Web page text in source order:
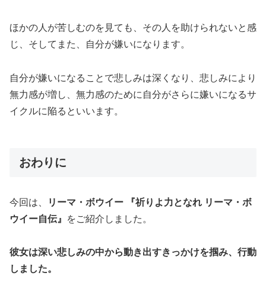
ほかの人が苦しむのを見ても、その人を助けられないと感
じ、そしてまた、自分が嫌いになります。
自分が嫌いになることで悲しみは深くなり、悲しみにより
無力感が増し、無力感のために自分がさらに嫌いになるサ
イクルに陥るといいます。
おわりに
今回は、
リーマ・ボウイー 『祈りよ力となれ リーマ・ボ
ウイー自伝』
をご紹介しました。
彼女は深い悲しみの中から動き出すきっかけを掴み、行動
しました。